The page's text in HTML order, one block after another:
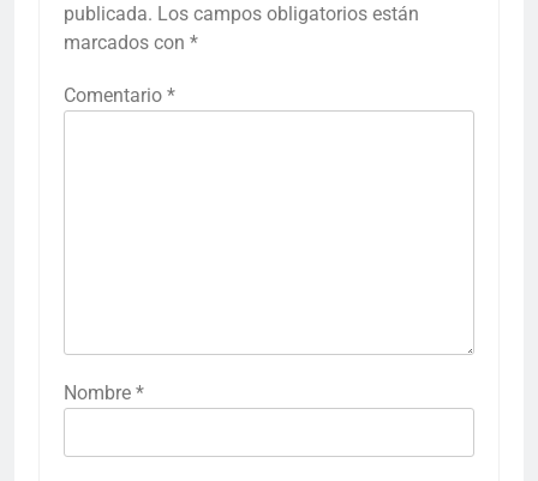
publicada. Los campos obligatorios están
marcados con *
Comentario *
Nombre *